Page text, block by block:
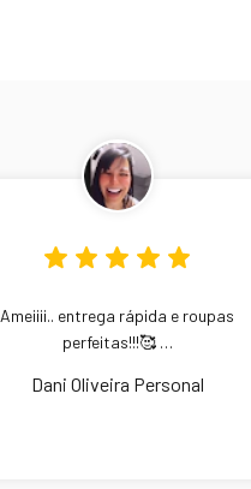
Ameiiii.. entrega rápida e roupas
perfeitas!!!🥰 …
Dani Oliveira Personal